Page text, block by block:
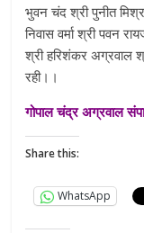
भुवन चंद श्री पुनीत
निवास वर्मा श्री पवन
श्री हरिशंकर अग्रवाल
रही।।
गोपाल चंद्र अग्रवाल
Share this:
WhatsApp